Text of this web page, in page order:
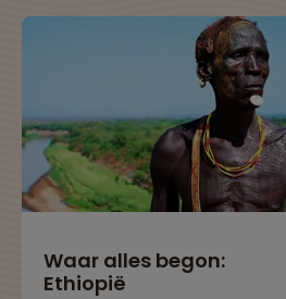
Waar alles begon:
Ethiopië